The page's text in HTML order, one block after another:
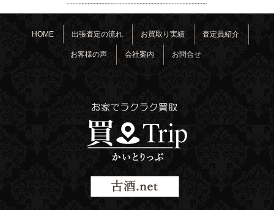
HOME 出張査定の流れ お買取り実績 査定員紹介
お客様の声 会社案内 お問合せ